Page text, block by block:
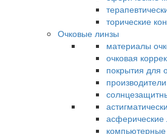
торические
Очковые линзы
материалы
очковая
покрытия для
асферические